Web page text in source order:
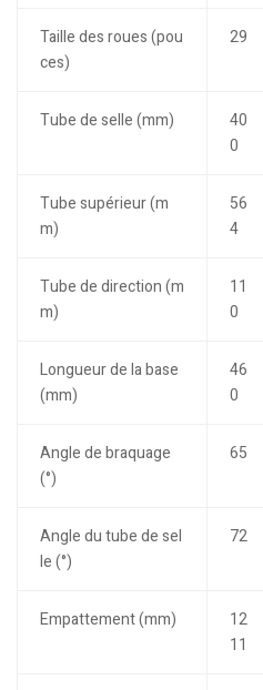
Taille des roues (pou
ces)
29
Tube de selle (mm)
40
0
Tube supérieur (m
m)
56
4
Tube de direction (m
m)
11
0
Longueur de la base
(mm)
46
0
Angle de braquage
(°)
65
Angle du tube de sel
le (°)
72
Empattement (mm)
12
11